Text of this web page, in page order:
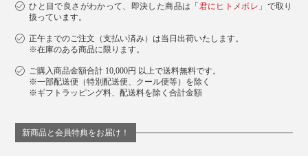
ひと目で良さがわかって、即決した商品は「 君にヒトメボレ 」で取り
扱っています。
正午までのご注文（支払い済み）は当日出荷いたします。
※在庫のある商品に限ります。
ご購入商品金額合計 10,000円 以上で送料無料です。
※一部配送便（特別配送便、クール便等）を除く
※ギフトラッピング料、配送料を除く合計金額
新商品と会員特典をお届け！